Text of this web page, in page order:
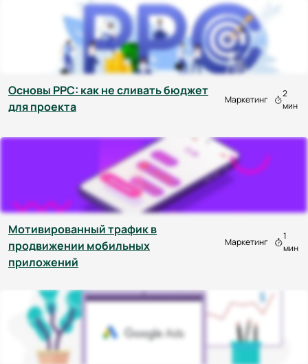
Основы PPC: как не сливать бюджет
для проекта
Маркетинг
2
мин
Мотивированный трафик в
продвижении мобильных
приложений
Маркетинг
1
мин